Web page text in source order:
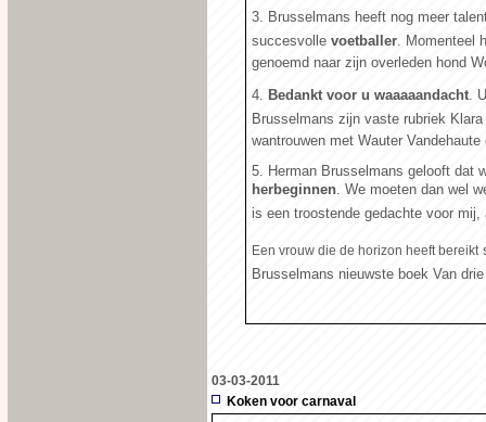
3. Brusselmans heeft nog meer
succesvolle voetballer . Momenteel
genoemd naar zijn overleden hond
4.  Bedankt voor u waaaaandacht
Brusselmans zijn vaste rubriek
wantrouwen met Wauter
5. Herman Brusselmans gelooft dat
herbeginnen . We moeten dan wel
is een troostende gedachte voor
Een vrouw die de horizon heeft bereikt
Brusselmans nieuwste boek Van
03-03-2011
Koken voor carnaval